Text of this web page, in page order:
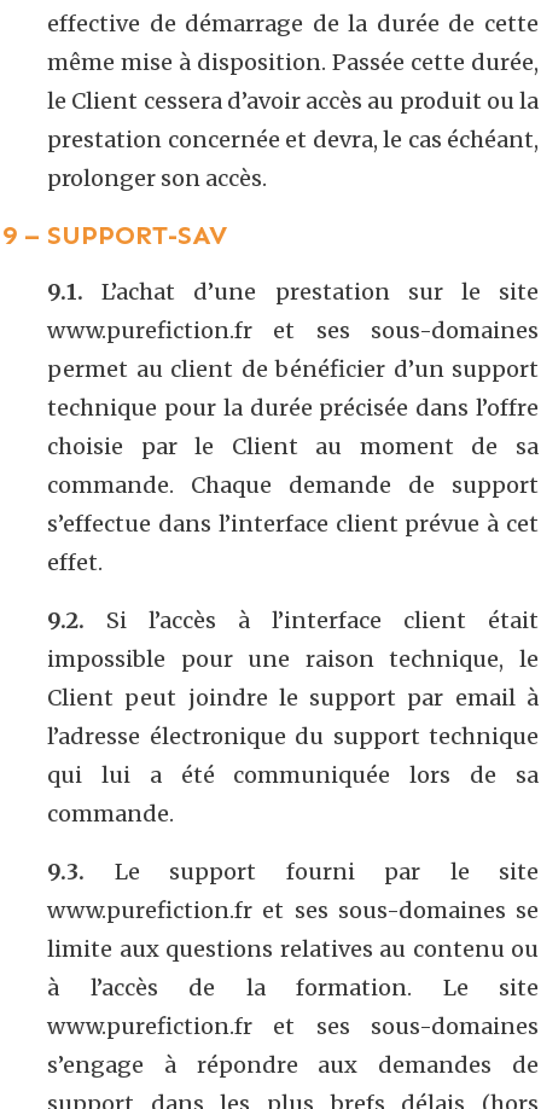
effective de démarrage de la durée de cette
même mise à disposition. Passée cette durée,
le Client cessera d’avoir accès au produit ou la
prestation concernée et devra, le cas échéant,
prolonger son accès.
9 – SUPPORT-SAV
9.1. L’achat d’une prestation sur le site
www.purefiction.fr et ses sous-domaines
permet au client de bénéficier d’un support
technique pour la durée précisée dans l’offre
choisie par le Client au moment de sa
commande. Chaque demande de support
s’effectue dans l’interface client prévue à cet
effet.
9.2. Si l’accès à l’interface client était
impossible pour une raison technique, le
Client peut joindre le support par email à
l’adresse électronique du support technique
qui lui a été communiquée lors de sa
commande.
9.3. Le support fourni par le site
www.purefiction.fr et ses sous-domaines se
limite aux questions relatives au contenu ou
à l’accès de la formation. Le site
www.purefiction.fr et ses sous-domaines
s’engage à répondre aux demandes de
support dans les plus brefs délais (hors